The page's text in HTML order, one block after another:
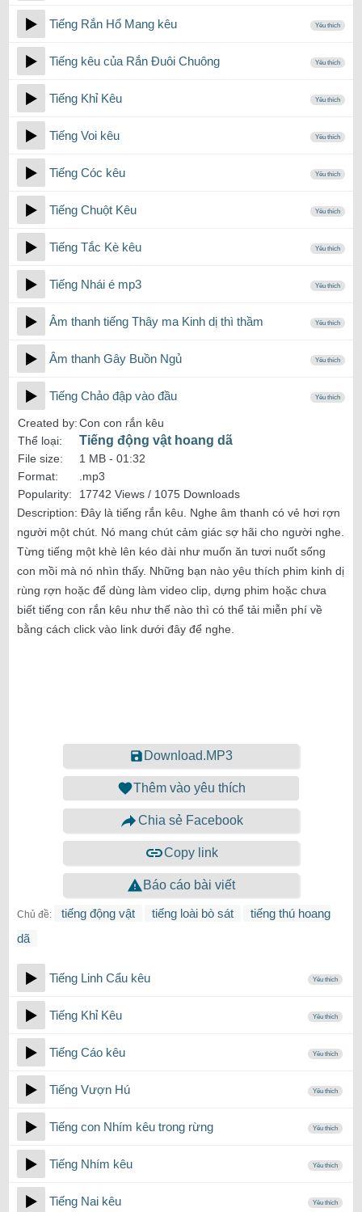
Tiếng Rắn Hổ Mang kêu Yêu thích
Tiếng kêu của Rắn Đuôi Chuông Yêu thích
Tiếng Khỉ Kêu Yêu thích
Tiếng Voi kêu Yêu thích
Tiếng Cóc kêu Yêu thích
Tiếng Chuột Kêu Yêu thích
Tiếng Tắc Kè kêu Yêu thích
Tiếng Nhái é mp3 Yêu thích
Âm thanh tiếng Thây ma Kinh dị thì thầm Yêu thích
Âm thanh Gây Buồn Ngủ Yêu thích
Tiếng Chảo đập vào đầu Yêu thích
Created by:Con con rắn kêu
Thể loại:
Tiếng động vật hoang dã
File size: 1 MB - 01:32
Format:
.mp3
Popularity:
17742 Views / 1075 Downloads
Description: Đây là tiếng rắn kêu. Nghe âm thanh có vẻ hơi rợn
người một chút. Nó mang chút cảm giác sợ hãi cho người nghe.
Từng tiếng một khè lên kéo dài như muốn ăn tươi nuốt sống
con mồi mà nó nhìn thấy. Những bạn nào yêu thích phim kinh dị
rùng rợn hoặc để dùng làm video clip, dựng phim hoặc chưa
biết tiếng con rắn kêu như thế nào thì có thể tải miễn phí về
bằng cách click vào link dưới đây để nghe.
Download.MP3
Thêm vào yêu thích
Chia sẻ Facebook
Copy link
Báo cáo bài viết
Chủ đề: tiếng động vật tiếng loài bò sát
tiếng thú hoang
dã
Tiếng Linh Cẩu kêu Yêu thích
Tiếng Khỉ Kêu Yêu thích
Tiếng Cáo kêu Yêu thích
Tiếng Vượn Hú Yêu thích
Tiếng con Nhím kêu trong rừng Yêu thích
Tiếng Nhím kêu Yêu thích
Tiếng Nai kêu Yêu thích